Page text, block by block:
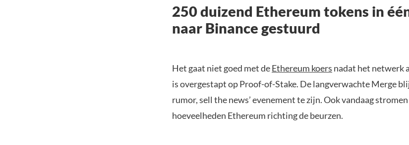
250 duizend Ethereum tokens in
naar Binance gestuurd
Het gaat niet goed met deEthereum koers nadat het netwerk
is overgestapt op Proof-of-Stake. De langverwachte Merge
rumor, sell the news’ evenement te zijn. Ook vandaag
hoeveelheden Ethereum richting de beurzen.